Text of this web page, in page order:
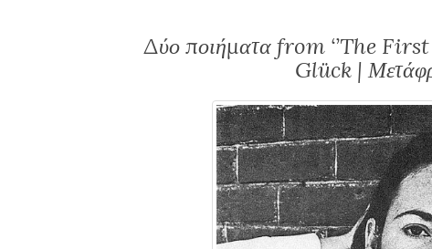
Δύο ποιήματα from ‘’The
Glück |